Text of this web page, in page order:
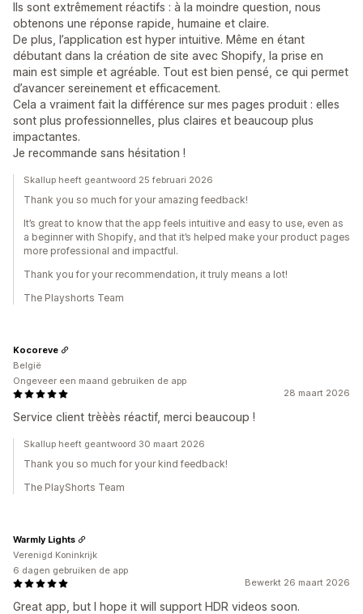
Ils sont extrêmement réactifs : à la moindre question, nous
obtenons une réponse rapide, humaine et claire.
De plus, l’application est hyper intuitive. Même en étant
débutant dans la création de site avec Shopify, la prise en
main est simple et agréable. Tout est bien pensé, ce qui permet
d’avancer sereinement et efficacement.
Cela a vraiment fait la différence sur mes pages produit : elles
sont plus professionnelles, plus claires et beaucoup plus
impactantes.
Je recommande sans hésitation !
Skallup heeft geantwoord 25 februari 2026
Thank you so much for your amazing feedback!
It’s great to know that the app feels intuitive and easy to use, even as
a beginner with Shopify, and that it’s helped make your product pages
more professional and impactful.
Thank you for your recommendation, it truly means a lot!
The Playshorts Team
28 maart 2026
Service client trèèès réactif, merci beaucoup !
Kocoreve
België
Ongeveer een maand gebruiken de app
Skallup heeft geantwoord 30 maart 2026
Thank you so much for your kind feedback!
The PlayShorts Team
Bewerkt 26 maart 2026
Great app, but I hope it will support HDR videos soon.
Warmly Lights
Verenigd Koninkrijk
6 dagen gebruiken de app